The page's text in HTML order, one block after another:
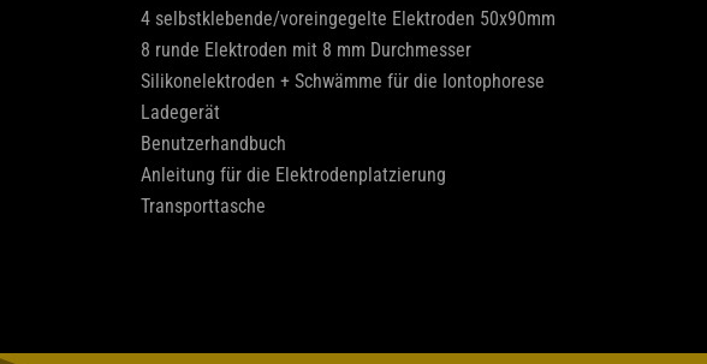
4 selbstklebende/voreingegelte Elektroden 50x90mm
8 runde Elektroden mit 8 mm Durchmesser
Silikonelektroden + Schwämme für die Iontophorese
Ladegerät
Benutzerhandbuch
Anleitung für die Elektrodenplatzierung
Transporttasche